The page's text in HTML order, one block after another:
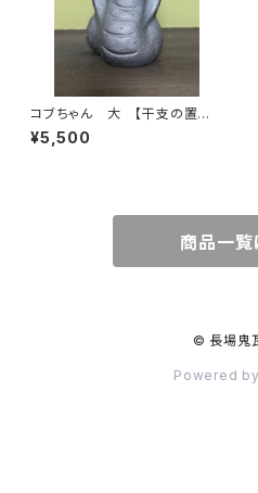
コブちゃん 大 【干支の置
物 巳】
¥5,500
商品一覧
© 長場鬼
Powered by